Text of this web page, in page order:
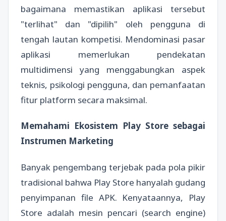
bagaimana memastikan aplikasi tersebut
"terlihat" dan "dipilih" oleh pengguna di
tengah lautan kompetisi. Mendominasi pasar
aplikasi memerlukan pendekatan
multidimensi yang menggabungkan aspek
teknis, psikologi pengguna, dan pemanfaatan
fitur platform secara maksimal.
Memahami Ekosistem Play Store sebagai
Instrumen Marketing
Banyak pengembang terjebak pada pola pikir
tradisional bahwa Play Store hanyalah gudang
penyimpanan file APK. Kenyataannya, Play
Store adalah mesin pencari (search engine)